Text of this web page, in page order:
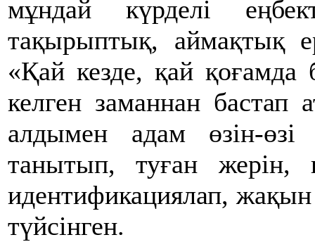
мұндай күрделі
тақырыптық, аймақтық
«Қай кезде, қай
келген заманнан бастап
алдымен адам өзін-
танытып, туған жерін,
идентификациялап,
түйсінген.